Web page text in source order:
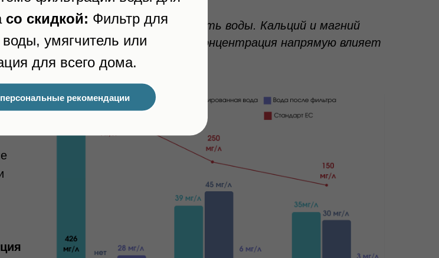
со скидкой: Фильтр для
воды, умягчитель или
для всего дома.
рекомендации
определяющие жесткость воды. Кальций и магний
сульфатов и хлоридов), и их концентрация напрямую влияет
накипи.